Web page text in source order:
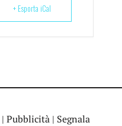
+ Esporta iCal
| Pubblicità | Segnala